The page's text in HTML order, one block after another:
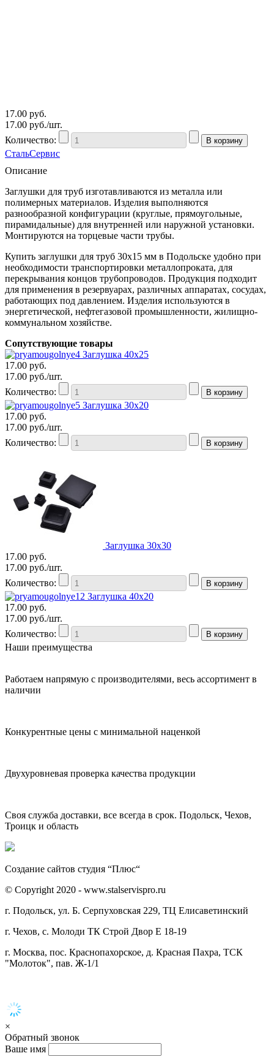
17.00 руб.
17.00 руб./шт.
Количество:
СтальСервис
Описание
Заглушки для труб изготавливаются из металла или
полимерных материалов. Изделия выполняются
разнообразной конфигурации (круглые, прямоугольные,
пирамидальные) для внутренней или наружной установки.
Монтируются на торцевые части трубы.
Купить заглушки для труб 30х15 мм в Подольске удобно при
необходимости транспортировки металлопроката, для
перекрывания концов трубопроводов. Продукция подходит
для применения в резервуарах, различных аппаратах, сосудах,
работающих под давлением. Изделия используются в
энергетической, нефтегазовой промышленности, жилищно-
коммунальном хозяйстве.
Сопутствующие товары
Заглушка 40x25
17.00 руб.
17.00 руб./шт.
Количество:
Заглушка 30x20
17.00 руб.
17.00 руб./шт.
Количество:
Заглушка 30x30
17.00 руб.
17.00 руб./шт.
Количество:
Заглушка 40x20
17.00 руб.
17.00 руб./шт.
Количество:
Наши преимущества
Работаем напрямую с производителями, весь ассортимент в
наличии
Конкурентные цены с минимальной наценкой
Двухуровневая проверка качества продукции
Своя служба доставки, все всегда в срок. Подольск, Чехов,
Троицк и область
Создание сайтов студия “Плюс“
© Copyright 2020 - www.stalservispro.ru
г. Подольск, ул. Б. Серпуховская 229, ТЦ Елисаветинский
г. Чехов, с. Молоди ТК Строй Двор Е 18-19
г. Москва, пос. Краснопахорское, д. Красная Пахра, ТСК
"Молоток", пав. Ж-1/1
×
Обратный звонок
Ваше имя